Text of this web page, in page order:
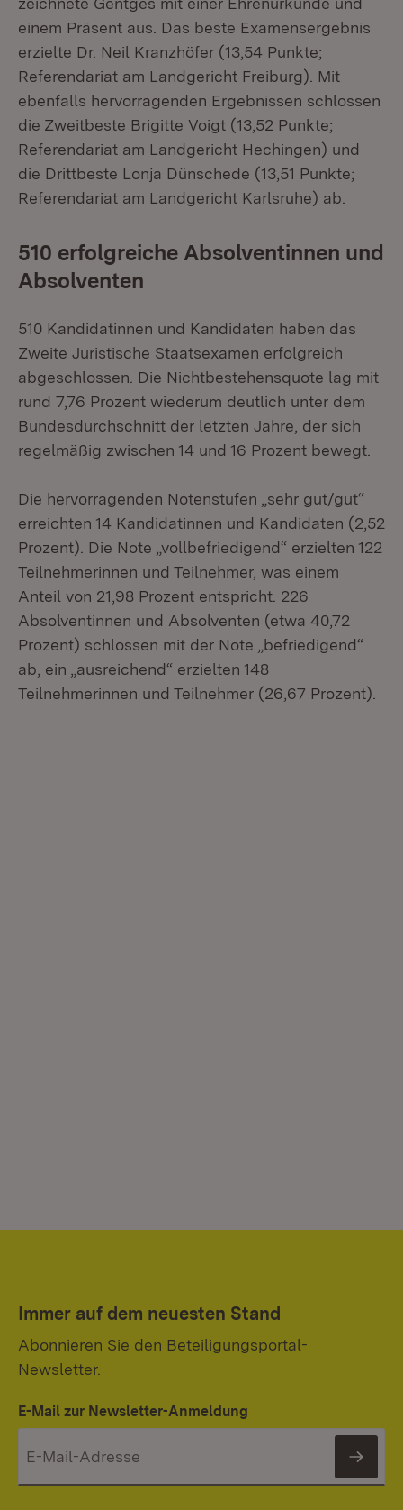
einem Präsent aus. Das beste Examensergebnis
erzielte Dr. Neil Kranzhöfer (13,54 Punkte;
Referendariat am Landgericht Freiburg). Mit
ebenfalls hervorragenden Ergebnissen schlossen
die Zweitbeste Brigitte Voigt (13,52 Punkte;
Referendariat am Landgericht Hechingen) und
die Drittbeste Lonja Dünschede (13,51 Punkte;
Referendariat am Landgericht Karlsruhe) ab.
510 erfolgreiche Absolventinnen und
Absolventen
510 Kandidatinnen und Kandidaten haben das
Zweite Juristische Staatsexamen erfolgreich
abgeschlossen. Die Nichtbestehensquote lag mit
rund 7,76 Prozent wiederum deutlich unter dem
Bundesdurchschnitt der letzten Jahre, der sich
regelmäßig zwischen 14 und 16 Prozent bewegt.
Die hervorragenden Notenstufen „sehr gut/gut“
erreichten 14 Kandidatinnen und Kandidaten (2,52
Prozent). Die Note „vollbefriedigend“ erzielten 122
Teilnehmerinnen und Teilnehmer, was einem
Anteil von 21,98 Prozent entspricht. 226
Absolventinnen und Absolventen (etwa 40,72
Prozent) schlossen mit der Note „befriedigend“
ab, ein „ausreichend“ erzielten 148
Teilnehmerinnen und Teilnehmer (26,67 Prozent).
Immer auf dem neuesten Stand
Abonnieren Sie den Beteiligungsportal-
Newsletter.
E-Mail zur Newsletter-Anmeldung